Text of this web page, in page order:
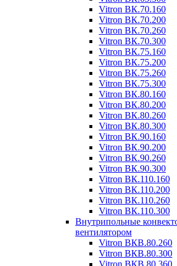
Vitron ВК.70.160
Vitron ВК.70.200
Vitron ВК.70.260
Vitron ВК.70.300
Vitron ВК.75.160
Vitron ВК.75.200
Vitron ВК.75.260
Vitron ВК.75.300
Vitron ВК.80.160
Vitron ВК.80.200
Vitron ВК.80.260
Vitron ВК.80.300
Vitron ВК.90.160
Vitron ВК.90.200
Vitron ВК.90.260
Vitron ВК.90.300
Vitron ВК.110.160
Vitron ВК.110.200
Vitron ВК.110.260
Vitron ВК.110.300
Внутрипольные
вентилятором
Vitron ВКВ.80.260
Vitron ВКВ.80.300
Vitron ВКВ.80.360